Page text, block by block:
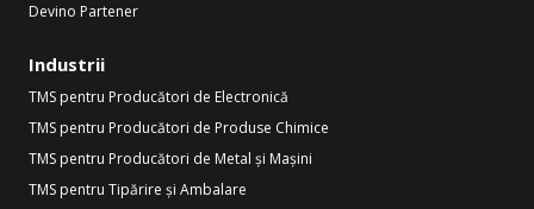
Devino Partener
Industrii
TMS pentru Producători de Electronică
TMS pentru Producători de Produse Chimice
TMS pentru Producători de Metal și Mașini
TMS pentru Tipărire și Ambalare